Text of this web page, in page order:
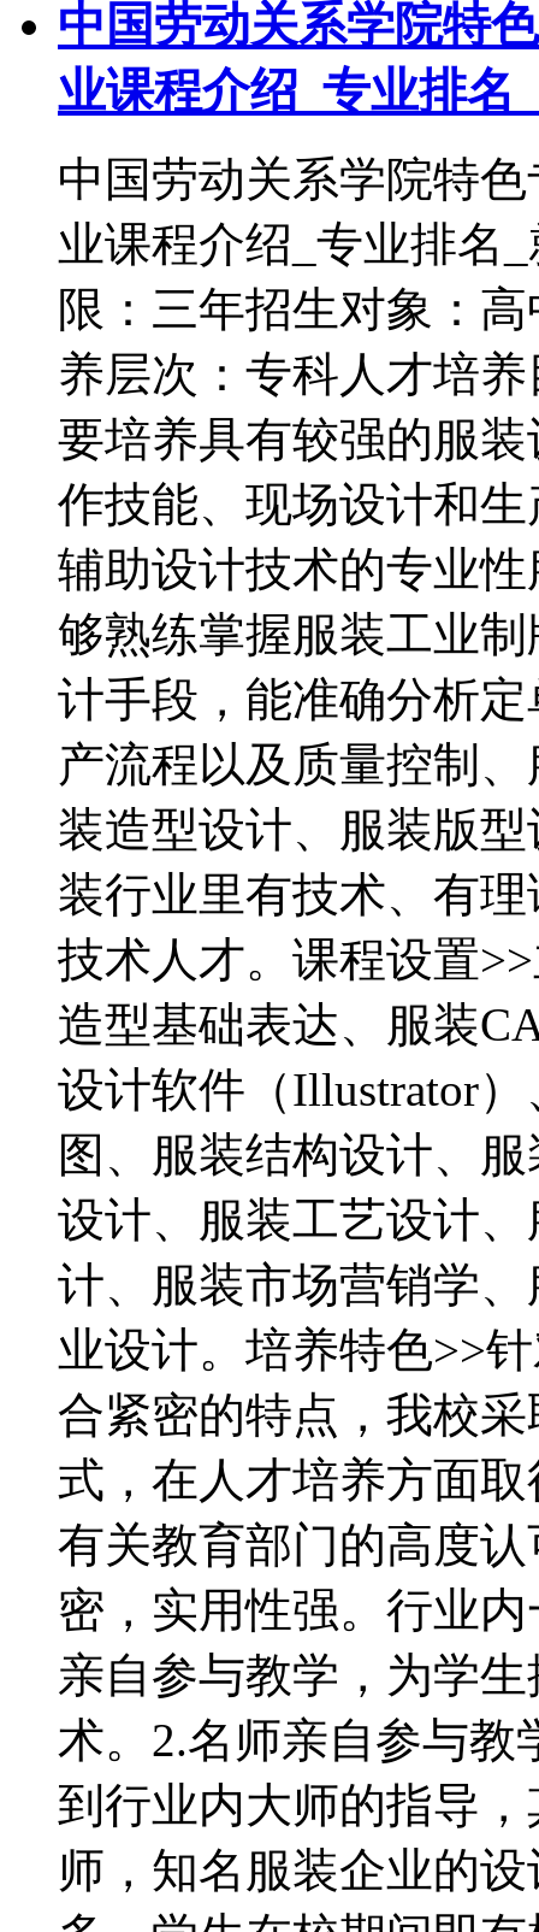
中国劳动关系学院特
业课程介绍_专业排名
中国劳动关系学院特
业课程介绍_专业排名
限：三年招生对象：
养层次：专科人才培
要培养具有较强的服
作技能、现场设计和
辅助设计技术的专业
够熟练掌握服装工业
计手段，能准确分析
产流程以及质量控制
装造型设计、服装版
装行业里有技术、有
技术人才。课程设置
造型基础表达、服装
设计软件（Illustrator
图、服装结构设计、
设计、服装工艺设计
计、服装市场营销学
业设计。培养特色>>
合紧密的特点，我校
式，在人才培养方面
有关教育部门的高度
密，实用性强。行业
亲自参与教学，为学
术。2.名师亲自参与
到行业内大师的指导
师，知名服装企业的